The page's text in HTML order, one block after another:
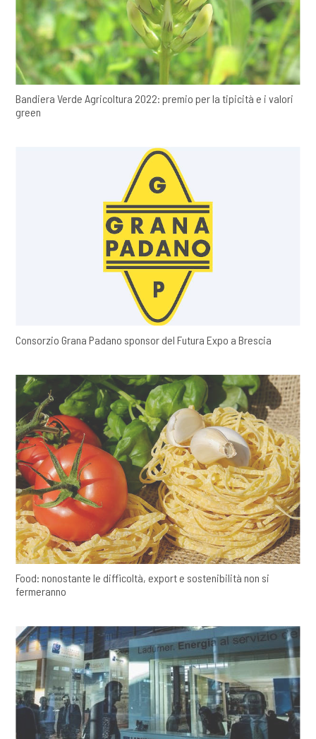
Bandiera Verde Agricoltura 2022: premio per la tipicità e i valori
green
Consorzio Grana Padano sponsor del Futura Expo a Brescia
Food: nonostante le difficoltà, export e sostenibilità non si
fermeranno